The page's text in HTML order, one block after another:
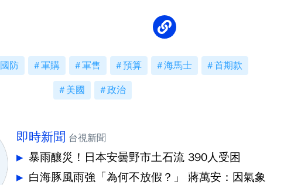
國防 軍購 軍售 預算 海馬士 首期款
美國 政治
即時新聞 台視新聞
暴雨釀災！日本安曇野市土石流 390人受困
白海豚風雨強「為何不放假？」 蔣萬安：因氣象